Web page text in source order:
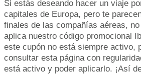
Si estás deseando hacer un viaje
capitales de Europa, pero te
finales de las compañías aéreas,
aplica nuestro código promocional
este cupón no está siempre activo,
consultar esta página con
está activo y poder aplicarlo. ¡Así